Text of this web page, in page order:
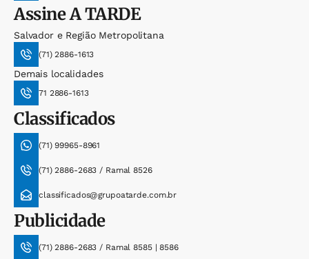
AssineA TARDE
Salvador e Região Metropolitana
(71) 2886-1613
Demais localidades
71 2886-1613
Classificados
(71) 99965-8961
(71) 2886-2683 / Ramal 8526
classificados@grupoatarde.com.br
Publicidade
(71) 2886-2683 / Ramal 8585 | 8586